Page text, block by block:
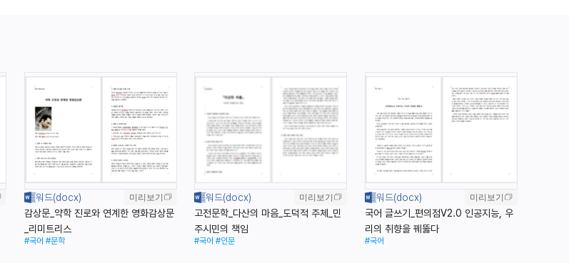
미리보기
감상문_약학 진로와 연계한 영화감상문
_리미트리스
#국어 #문학
미리보기
고전문학_다산의 마음_도덕적 주체_민
주시민의 책임
#국어 #인문
미리보기
국어 글쓰기_편의점V2.0 인공지능, 우
리의 취향을 꿰뚫다
#국어